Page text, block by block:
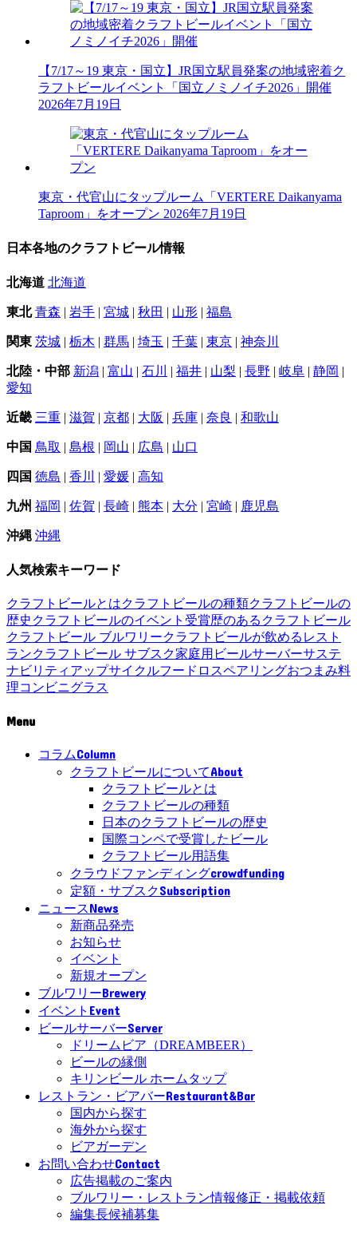
【7/17～19 東京・国立】JR国立駅員発案の地域密着ク
ラフトビールイベント「国立ノミノイチ2026」開催
2026年7月19日
東京・代官山にタップルーム「VERTERE Daikanyama
Taproom」をオープン 2026年7月19日
日本各地のクラフトビール情報
北海道 北海道
東北 青森 | 岩手 | 宮城 | 秋田 | 山形 | 福島
関東 茨城 | 栃木 | 群馬 | 埼玉 | 千葉 | 東京 | 神奈川
北陸・中部 新潟 | 富山 | 石川 | 福井 | 山梨 | 長野 | 岐阜 | 静岡 |
愛知
近畿 三重 | 滋賀 | 京都 | 大阪 | 兵庫 | 奈良 | 和歌山
中国 鳥取 | 島根 | 岡山 | 広島 | 山口
四国 徳島 | 香川 | 愛媛 | 高知
九州 福岡 | 佐賀 | 長崎 | 熊本 | 大分 | 宮崎 | 鹿児島
沖縄 沖縄
人気検索キーワード
クラフトビールとはクラフトビールの種類クラフトビールの
歴史 クラフトビールのイベント 受賞歴のあるクラフトビール
クラフトビール ブルワリークラフトビールが飲めるレスト
ランクラフトビール サブスク家庭用ビールサーバーサステ
ナビリティ アップサイクルフードロスペアリングおつまみ料
理コンビニグラス
Menu
コラムColumn
クラフトビールについてAbout
クラフトビールとは
クラフトビールの種類
日本のクラフトビールの歴史
国際コンペで受賞したビール
クラフトビール用語集
クラウドファンディングcrowdfunding
定額・サブスクSubscription
ニュースNews
新商品発売
お知らせ
イベント
新規オープン
ブルワリーBrewery
イベント Event
ビールサーバーServer
ドリームビア（DREAMBEER）
ビールの縁側
キリンビール ホームタップ
レストラン・ビアバーRestaurant&Bar
国内から探す
海外から探す
ビアガーデン
お問い合わせContact
広告掲載のご案内
ブルワリー・レストラン情報修正・掲載依頼
編集長候補募集